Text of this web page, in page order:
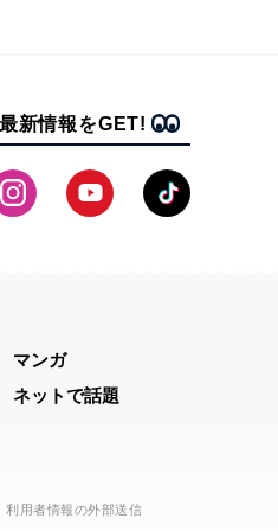
新情報をGET!
マンガ
ネットで話題
利用者情報の外部送信